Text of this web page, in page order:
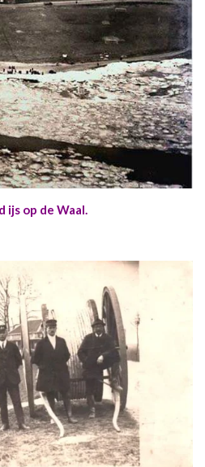
ijs op de Waal.